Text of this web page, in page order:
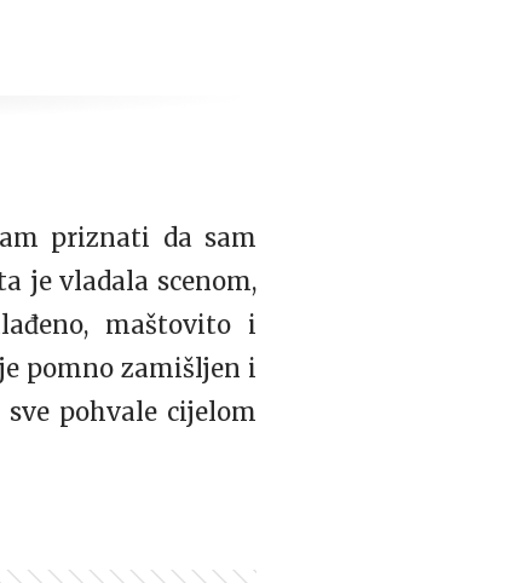
priznati da sam
je vladala scenom,
maštovito i
pomno zamišljen i
pohvale cijelom